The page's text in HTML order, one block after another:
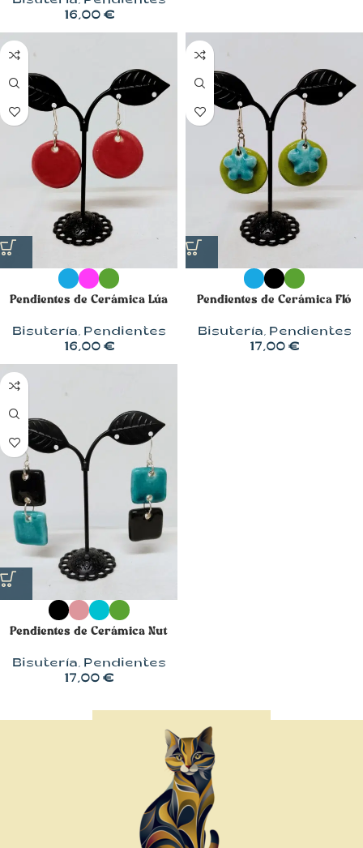
16,00 €
Pendientes de Cerámica Lúa
Bisutería, Pendientes
16,00 €
Pendientes de Cerámica Fló
Bisutería, Pendientes
17,00 €
Pendientes de Cerámica Nut
Bisutería, Pendientes
17,00 €